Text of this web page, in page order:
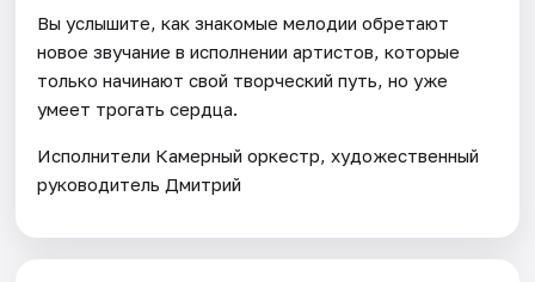
Вы услышите, как знакомые мелодии обретают
новое звучание в исполнении артистов, которые
только начинают свой творческий путь, но уже
умеет трогать сердца.
Исполнители Камерный оркестр, художественный
руководитель Дмитрий